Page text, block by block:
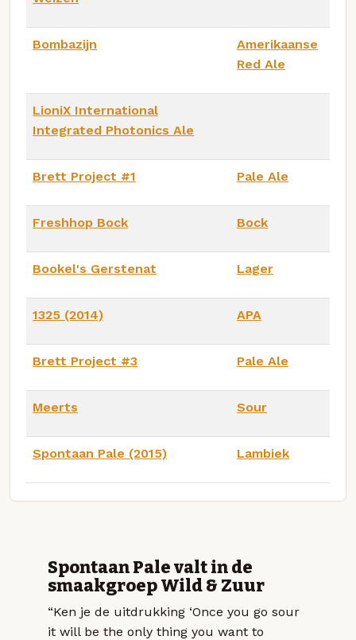
Bombazijn
Amerikaanse
Red Ale
LioniX International
Integrated Photonics Ale
Brett Project #1 Pale Ale
Freshhop Bock Bock
Bookel's Gerstenat Lager
1325 (2014) APA
Brett Project #3 Pale Ale
Meerts Sour
Spontaan Pale (2015) Lambiek
Spontaan Pale valt in de
smaakgroep Wild & Zuur
“Ken je de uitdrukking ‘Once you go sour
it will be the only thing you want to